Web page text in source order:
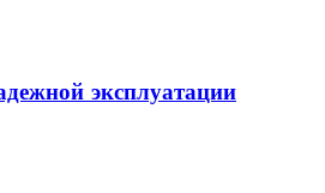
эксплуатации